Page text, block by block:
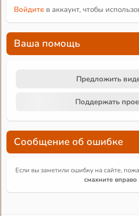
Войдите в аккаунт, чтобы
Ваша помощь
Предложить
Поддержать
Сообщение об ошибке
Если вы заметили ошибку на сайте,
смахните вправо